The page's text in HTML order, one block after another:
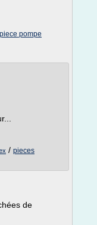
piece pompe
/ pieces
de